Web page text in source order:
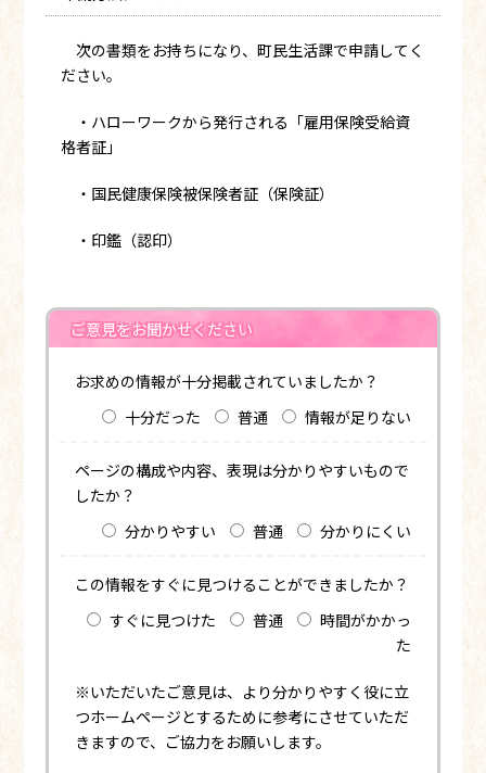
次の書類をお持ちになり、町民生活課で申請してく
ださい。
・ハローワークから発行される「雇用保険受給資
格者証」
・国民健康保険被保険者証（保険証）
・印鑑（認印）
ご意見をお聞かせください
お求めの情報が十分掲載されていましたか？
十分だった
普通 情報が足りない
ページの構成や内容、表現は分かりやすいもので
したか？
分かりやすい
普通 分かりにくい
この情報をすぐに見つけることができましたか？
すぐに見つけた
普通
時間がかかっ
た
※いただいたご意見は、より分かりやすく役に立
つホームページとするために参考にさせていただ
きますので、ご協力をお願いします。